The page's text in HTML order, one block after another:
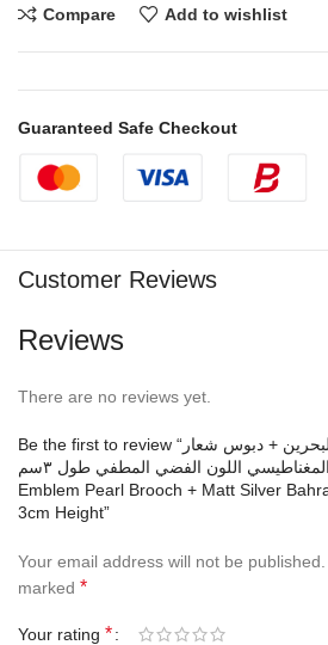
Compare Add to wishlist
Guaranteed Safe Checkout
Customer Reviews
Reviews
There are no reviews yet.
Be the first to review “بروش اللؤلؤ – شعار البحرين + دبوس شعار
البحرين المغناطيسي اللون الفضي المطفي طول ٣سم – Bahrain
Emblem Pearl Brooch + Matt Silver
3cm Height”
Your email address will not be published.
marked *
Your rating *